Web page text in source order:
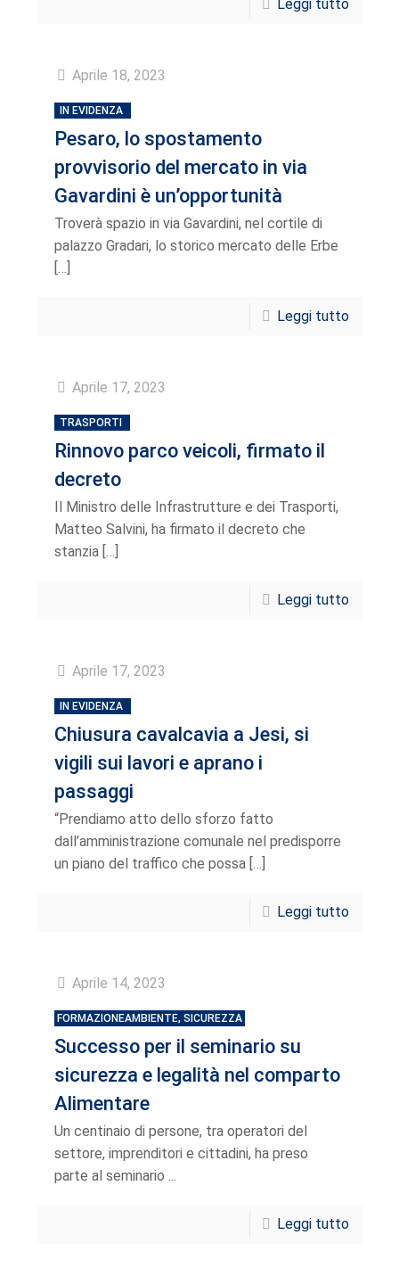
Leggi tutto
Aprile 18, 2023
IN EVIDENZA
Pesaro, lo spostamento
provvisorio del mercato in via
Gavardini è un’opportunità
Troverà spazio in via Gavardini, nel cortile di
palazzo Gradari, lo storico mercato delle Erbe
[…]
Leggi tutto
Aprile 17, 2023
TRASPORTI
Rinnovo parco veicoli, firmato il
decreto
Il Ministro delle Infrastrutture e dei Trasporti,
Matteo Salvini, ha firmato il decreto che
stanzia[…]
Leggi tutto
Aprile 17, 2023
IN EVIDENZA
Chiusura cavalcavia a Jesi, si
vigili sui lavori e aprano i
passaggi
“Prendiamo atto dello sforzo fatto
dall’amministrazione comunale nel predisporre
un piano del traffico che possa[…]
Leggi tutto
Aprile 14, 2023
FORMAZIONEAMBIENTE, SICUREZZA
Successo per il seminario su
sicurezza e legalità nel comparto
Alimentare
Un centinaio di persone, tra operatori del
settore, imprenditori e cittadini, ha preso
parte al seminario ...
Leggi tutto